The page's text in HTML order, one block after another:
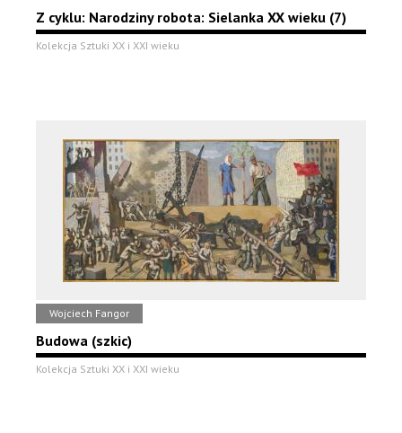
Z cyklu: Narodziny robota: Sielanka XX wieku (7)
Kolekcja Sztuki XX i XXI wieku
Wojciech Fangor
Budowa (szkic)
Kolekcja Sztuki XX i XXI wieku